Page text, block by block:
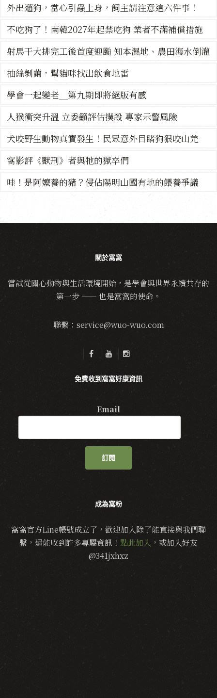
外出遛狗，當心引蟲上身，飼主請注意這六件事！
不吃狗了！南韓2027年起禁吃狗 業者不滿補償措施
射馬干大排完工後首度迎颱 知本濕地、農田海水倒灌
抽絲剝繭，幫貓咪找出飲食地雷
學會一起變老＿第九期即將絕版有感
人猴衝突升溫 立委籲評估撲殺 專家示警風險
犬咬野生動物真實發生！民眾意外目睹狗狠咬山羌
窩影評《獸刑》者與牠的獄卒們
哇！是阿嬤養的豬？侵佔陽明山國有地的餵養爭議
關於窩窩
嘗試從關心動物與生活環境開始，是學會與世界永續共存的
第一步 —— 也是窩窩的使命。
聯繫：service@wuo-wuo.com
免費收到窩窩好康資訊
Email
訂閱
成為窩粉
窩窩官方Line帳號成立了，歡迎加入除了能直接與我們聯
繫，還能收到許多專屬資訊！ 點此加入 ，或加入好友
@341jxhxz